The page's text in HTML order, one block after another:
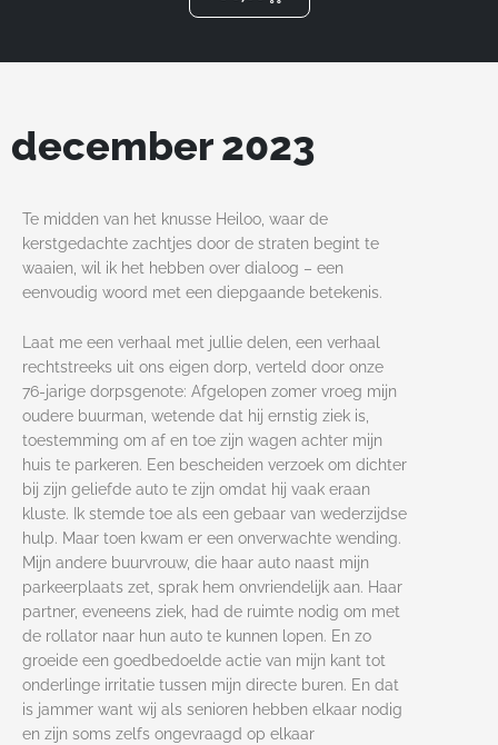
m
december 2023
Te midden van het knusse Heiloo, waar de
kerstgedachte zachtjes door de straten begint te
waaien, wil ik het hebben over dialoog – een
eenvoudig woord met een diepgaande betekenis.
Laat me een verhaal met jullie delen, een verhaal
rechtstreeks uit ons eigen dorp, verteld door onze
76-jarige dorpsgenote: Afgelopen zomer vroeg mijn
oudere buurman, wetende dat hij ernstig ziek is,
toestemming om af en toe zijn wagen achter mijn
huis te parkeren. Een bescheiden verzoek om dichter
bij zijn geliefde auto te zijn omdat hij vaak eraan
kluste. Ik stemde toe als een gebaar van wederzijdse
hulp. Maar toen kwam er een onverwachte wending.
Mijn andere buurvrouw, die haar auto naast mijn
parkeerplaats zet, sprak hem onvriendelijk aan. Haar
partner, eveneens ziek, had de ruimte nodig om met
de rollator naar hun auto te kunnen lopen. En zo
groeide een goedbedoelde actie van mijn kant tot
onderlinge irritatie tussen mijn directe buren. En dat
is jammer want wij als senioren hebben elkaar nodig
en zijn soms zelfs ongevraagd op elkaar